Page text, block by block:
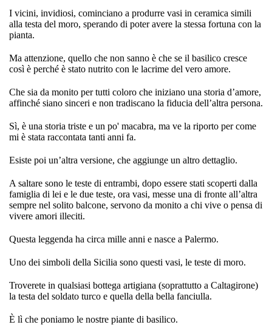
I vicini, invidiosi, cominciano a produrre vasi in ceramica simili
alla testa del moro, sperando di poter avere la stessa fortuna con la
pianta.
Ma attenzione, quello che non sanno è che se il basilico cresce
così è perché è stato nutrito con le lacrime del vero amore.
Che sia da monito per tutti coloro che iniziano una storia d’amore,
affinché siano sinceri e non tradiscano la fiducia dell’altra persona.
Sì, è una storia triste e un po' macabra, ma ve la riporto per come
mi è stata raccontata tanti anni fa.
Esiste poi un’altra versione, che aggiunge un altro dettaglio.
A saltare sono le teste di entrambi, dopo essere stati scoperti dalla
famiglia di lei e le due teste, ora vasi, messe una di fronte all’altra
sempre nel solito balcone, servono da monito a chi vive o pensa di
vivere amori illeciti.
Questa leggenda ha circa mille anni e nasce a Palermo.
Uno dei simboli della Sicilia sono questi vasi, le teste di moro.
Troverete in qualsiasi bottega artigiana (soprattutto a Caltagirone)
la testa del soldato turco e quella della bella fanciulla.
È lì che poniamo le nostre piante di basilico.